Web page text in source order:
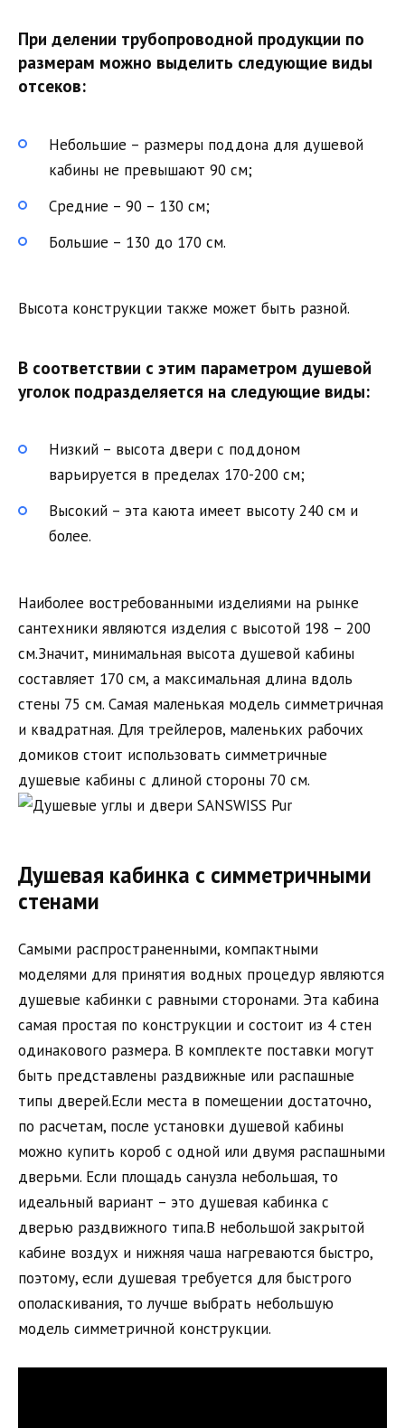
При делении трубопроводной продукции по
размерам можно выделить следующие виды
отсеков:
Небольшие – размеры поддона для душевой
кабины не превышают 90 см;
Средние – 90 – 130 см;
Большие – 130 до 170 см.
Высота конструкции также может быть разной.
В соответствии с этим параметром душевой
уголок подразделяется на следующие виды:
Низкий – высота двери с поддоном
варьируется в пределах 170-200 см;
Высокий – эта каюта имеет высоту 240 см и
более.
Наиболее востребованными изделиями на рынке
сантехники являются изделия с высотой 198 – 200
см.Значит, минимальная высота душевой кабины
составляет 170 см, а максимальная длина вдоль
стены 75 см. Самая маленькая модель симметричная
и квадратная. Для трейлеров, маленьких рабочих
домиков стоит использовать симметричные
душевые кабины с длиной стороны 70 см.
Душевая кабинка с симметричными
стенами
Самыми распространенными, компактными
моделями для принятия водных процедур являются
душевые кабинки с равными сторонами. Эта кабина
самая простая по конструкции и состоит из 4 стен
одинакового размера. В комплекте поставки могут
быть представлены раздвижные или распашные
типы дверей.Если места в помещении достаточно,
по расчетам, после установки душевой кабины
можно купить короб с одной или двумя распашными
дверьми. Если площадь санузла небольшая, то
идеальный вариант – это душевая кабинка с
дверью раздвижного типа.В небольшой закрытой
кабине воздух и нижняя чаша нагреваются быстро,
поэтому, если душевая требуется для быстрого
ополаскивания, то лучше выбрать небольшую
модель симметричной конструкции.